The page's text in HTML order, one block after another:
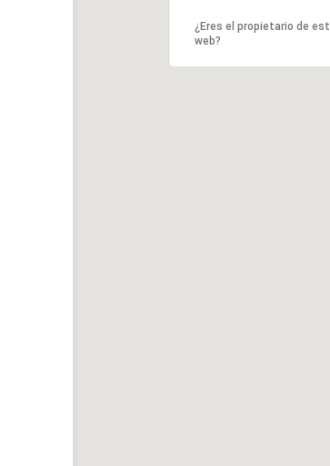
¿Eres el propietario de
web?